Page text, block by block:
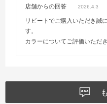
店舗からの回答 2026.4.3
リピートでご購入いただき誠
す。
カラーについてご評価いただ